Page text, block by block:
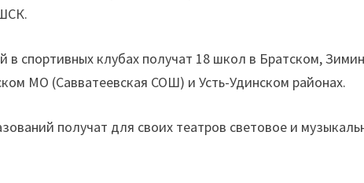
в спортивных клубах получат 18 школ в Братском,
МО (Савватеевская СОШ) и Усть-Удинском районах.
получат для своих театров световое и